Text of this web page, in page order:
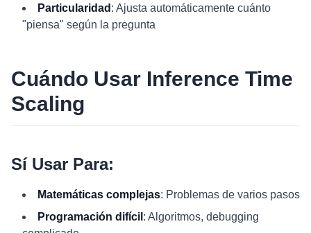
Particularidad : Ajusta automáticamente cuánto
"piensa" según la pregunta
Cuándo Usar Inference Time
Scaling
Sí Usar Para:
Matemáticas complejas: Problemas de varios pasos
Programación difícil : Algoritmos, debugging